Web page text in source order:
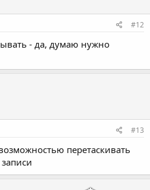
#12
- да, думаю нужно
#13
перетаскивать